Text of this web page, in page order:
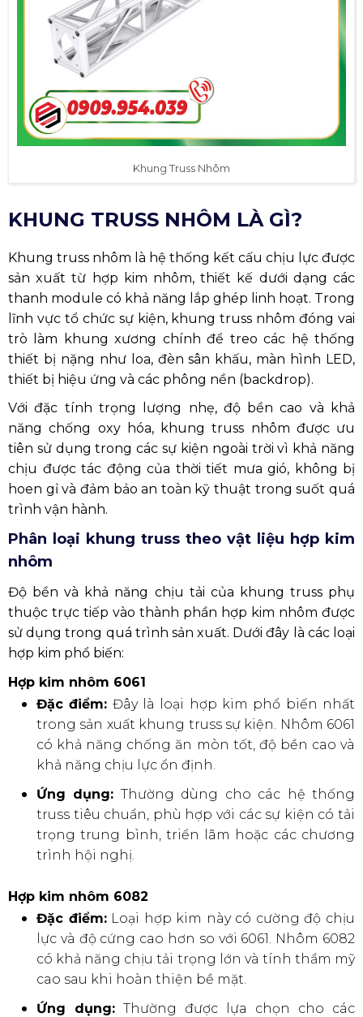
Khung Truss Nhôm
KHUNG TRUSS NHÔM LÀ GÌ?
Khung truss nhôm là hệ thống kết cấu chịu lực được
sản xuất từ hợp kim nhôm, thiết kế dưới dạng các
thanh module có khả năng lắp ghép linh hoạt. Trong
lĩnh vực tổ chức sự kiện, khung truss nhôm đóng vai
trò làm khung xương chính để treo các hệ thống
thiết bị nặng như loa, đèn sân khấu, màn hình LED,
thiết bị hiệu ứng và các phông nền (backdrop).
Với đặc tính trọng lượng nhẹ, độ bền cao và khả
năng chống oxy hóa, khung truss nhôm được ưu
tiên sử dụng trong các sự kiện ngoài trời vì khả năng
chịu được tác động của thời tiết mưa gió, không bị
hoen gỉ và đảm bảo an toàn kỹ thuật trong suốt quá
trình vận hành.
Phân loại khung truss theo vật liệu hợp kim
nhôm
Độ bền và khả năng chịu tải của khung truss phụ
thuộc trực tiếp vào thành phần hợp kim nhôm được
sử dụng trong quá trình sản xuất. Dưới đây là các loại
hợp kim phổ biến:
Hợp kim nhôm 6061
Đặc điểm: Đây là loại hợp kim phổ biến nhất
trong sản xuất khung truss sự kiện. Nhôm 6061
có khả năng chống ăn mòn tốt, độ bền cao và
khả năng chịu lực ổn định.
Ứng dụng: Thường dùng cho các hệ thống
truss tiêu chuẩn, phù hợp với các sự kiện có tải
trọng trung bình, triển lãm hoặc các chương
trình hội nghị.
Hợp kim nhôm 6082
Đặc điểm:Loại hợp kim này có cường độ chịu
lực và độ cứng cao hơn so với 6061. Nhôm 6082
có khả năng chịu tải trọng lớn và tính thẩm mỹ
cao sau khi hoàn thiện bề mặt.
Ứng dụng: Thường được lựa chọn cho các